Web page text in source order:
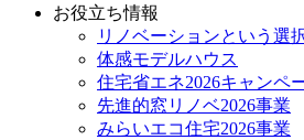
お役立ち情報
リノベーションという選
体感モデルハウス
住宅省エネ2026キャンペ
先進的窓リノベ2026事業
みらいエコ住宅2026事業